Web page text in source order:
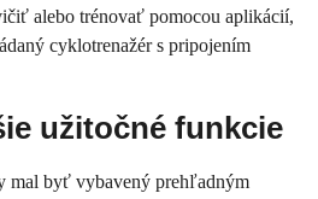
alebo trénovať pomocou aplikácií,
cyklotrenažér s pripojením
užitočné funkcie
mal byť vybavený prehľadným